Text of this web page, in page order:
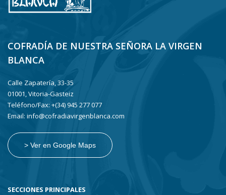
COFRADÍA DE NUESTRA SEÑORA LA VIRGEN
BLANCA
Calle Zapatería, 33-35
01001, Vitoria-Gasteiz
Teléfono/Fax: +(34) 945 277 077
Email: info@cofradiavirgenblanca.com
> Ver en Google Maps
SECCIONES PRINCIPALES